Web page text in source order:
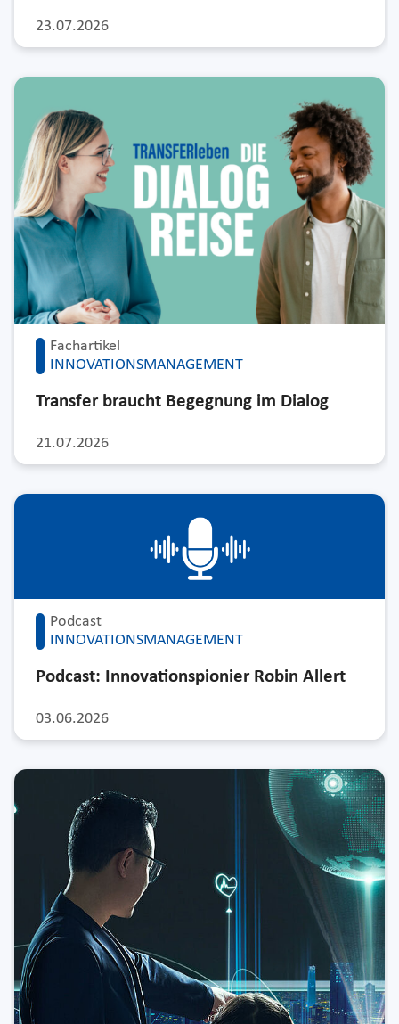
23.07.2026
Fachartikel
INNOVATIONSMANAGEMENT
21.07.2026
Transfer braucht Begegnung im Dialog
Podcast
INNOVATIONSMANAGEMENT
03.06.2026
Podcast: Innovationspionier Robin Allert